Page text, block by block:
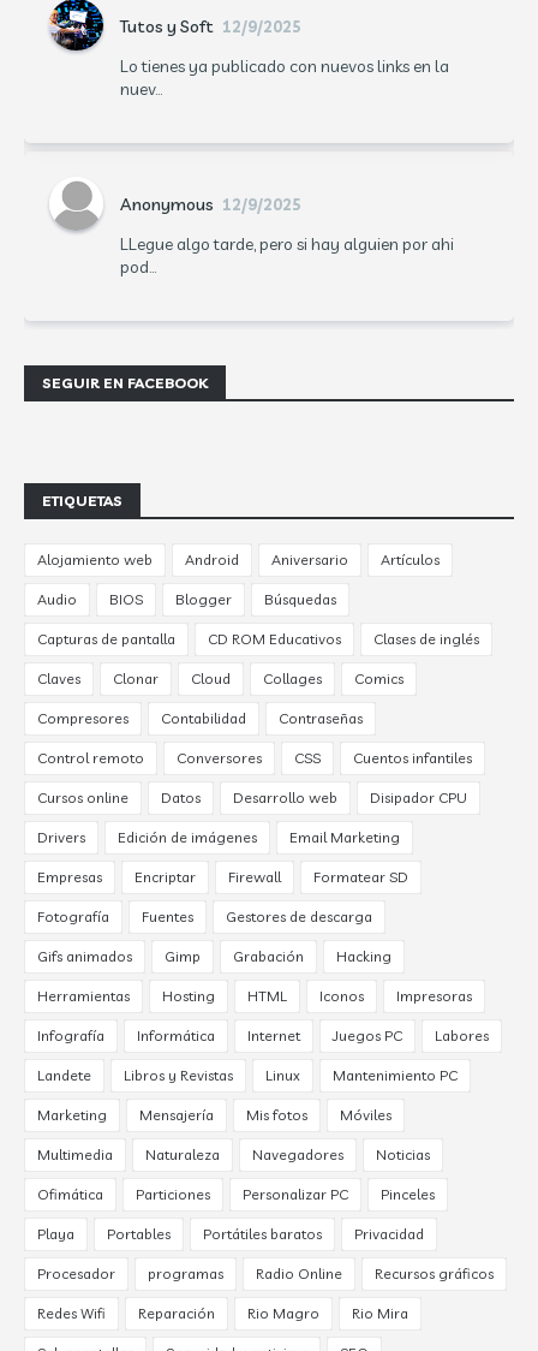
Tutos y Soft 12/9/2025
Lo tienes ya publicado con nuevos links en la
nuev...
Anonymous 12/9/2025
LLegue algo tarde, pero si hay alguien por ahi
pod...
SEGUIR EN FACEBOOK
ETIQUETAS
Alojamiento web Android Aniversario Artículos
Audio BIOS Blogger Búsquedas
Capturas de pantalla CD ROM Educativos Clases de inglés
Claves Clonar Cloud Collages Comics
Compresores Contabilidad Contraseñas
Control remoto Conversores CSS Cuentos infantiles
Cursos online Datos Desarrollo web Disipador CPU
Drivers Edición de imágenes Email Marketing
Empresas Encriptar Firewall Formatear SD
Fotografía Fuentes Gestores de descarga
Gifs animados Gimp Grabación Hacking
Herramientas Hosting HTML Iconos Impresoras
Infografía Informática Internet Juegos PC Labores
Landete Libros y Revistas Linux Mantenimiento PC
Marketing Mensajería Mis fotos Móviles
Multimedia Naturaleza Navegadores Noticias
Ofimática Particiones Personalizar PC Pinceles
Playa Portables Portátiles baratos Privacidad
Procesador programas Radio Online Recursos gráficos
Redes Wifi Reparación Rio Magro Rio Mira